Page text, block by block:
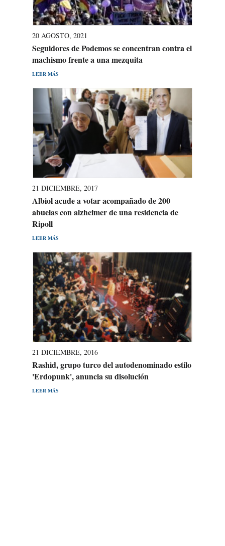
20 AGOSTO, 2021
Seguidores de Podemos se concentran contra el
machismo frente a una mezquita
LEER MÁS
21 DICIEMBRE, 2017
Albiol acude a votar acompañado de 200
abuelas con alzheimer de una residencia de
Ripoll
LEER MÁS
21 DICIEMBRE, 2016
Rashid, grupo turco del autodenominado estilo
'Erdopunk', anuncia su disolución
LEER MÁS